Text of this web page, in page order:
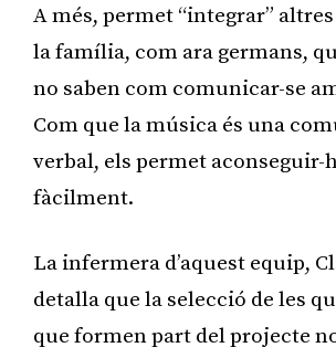
A més, permet “integrar”
la família, com ara germans,
no saben com comunicar-se
Com que la música és una
verbal, els permet aconseguir-
fàcilment.
La infermera d’aquest equip,
detalla que la selecció de les
que formen part del projecte